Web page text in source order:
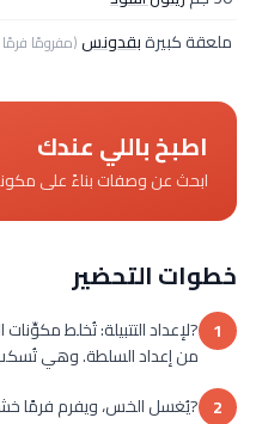
ملعقة كبيرةبقدونس(مفرومًا فرمًا
اطبخ باللي عندك
ابحث عن وصفات بناءً على
خطوات التحضير
1 ?لإعداد التتبيلة: تُخلط مكوِّنات
من إعداد السلطة. وهي تُسكب
2 ?يُغسل الخس، ويفرم فرمًا